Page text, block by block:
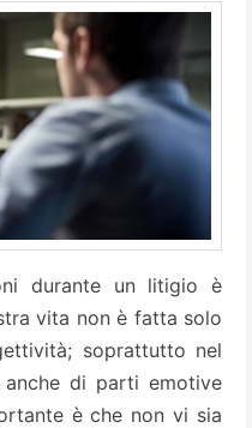
durante un litigio è
vita non è fatta solo
soprattutto nel
di parti emotive
è che non vi sia